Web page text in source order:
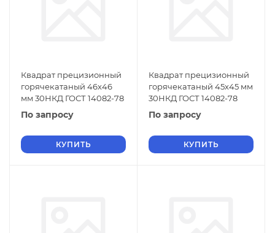
Квадрат прецизионный
горячекатаный 46х46
мм 30НКД ГОСТ 14082-78
По запросу
КУПИТЬ
Квадрат прецизионный
горячекатаный 45х45 мм
30НКД ГОСТ 14082-78
По запросу
КУПИТЬ